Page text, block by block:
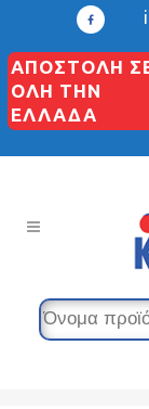
ΑΠΟΣΤΟΛΗ
ΟΛΗ ΤΗΝ
ΕΛΛΑΔΑ